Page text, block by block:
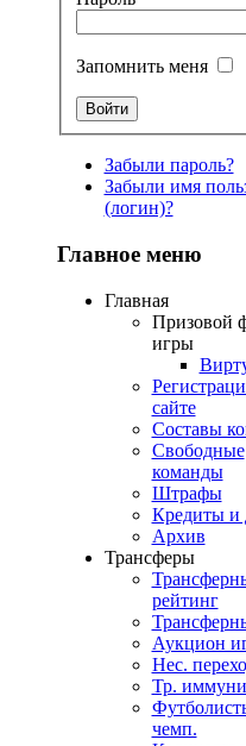
Запомнить меня
Забыли пароль?
Забыли имя
(логин)?
Главное меню
Главная
Призовой
игры
сайте
Составы
Свободные
команды
Штрафы
Кредиты и
Архив
Трансферы
рейтинг
Аукцион
Нес.
Тр.
чемп.